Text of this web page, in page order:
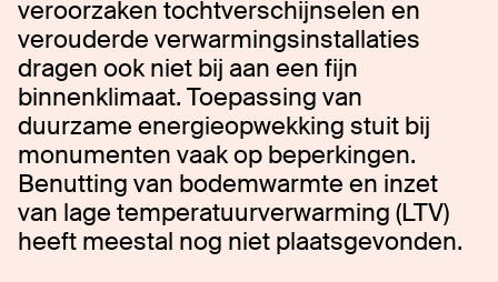
veroorzaken tochtverschijnselen en
verouderde verwarmingsinstallaties
dragen ook niet bij aan een fijn
binnenklimaat. Toepassing van
duurzame energieopwekking stuit bij
monumenten vaak op beperkingen.
Benutting van bodemwarmte en inzet
van lage temperatuurverwarming (LTV)
heeft meestal nog niet plaatsgevonden.